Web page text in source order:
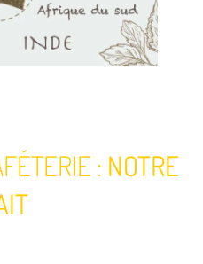
: NOTRE